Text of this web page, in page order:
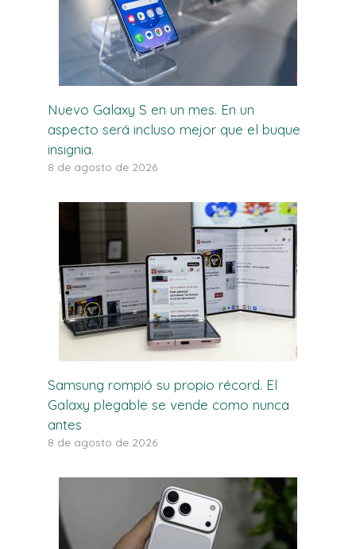
Nuevo Galaxy S en un mes. En un
aspecto será incluso mejor que el buque
insignia.
8 de agosto de 2026
Samsung rompió su propio récord. El
Galaxy plegable se vende como nunca
antes
8 de agosto de 2026